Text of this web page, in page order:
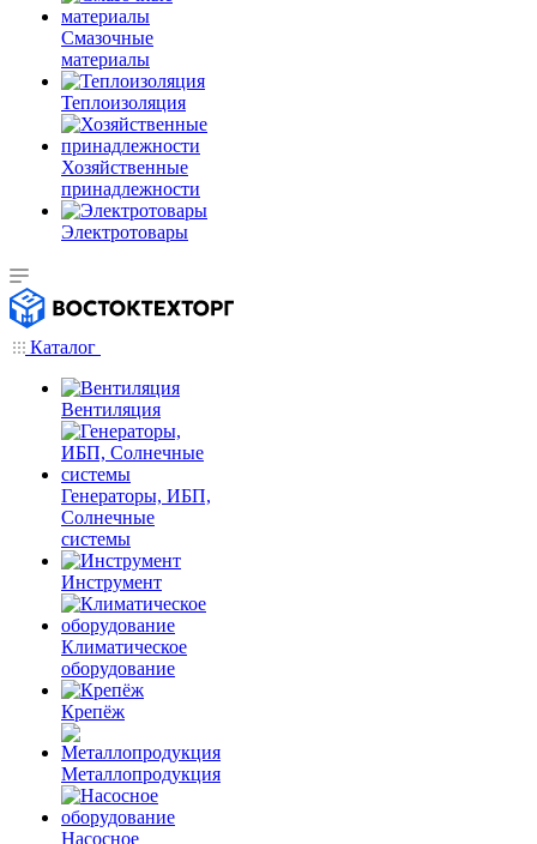
Смазочные
материалы
Теплоизоляция
Хозяйственные
принадлежности
Электротовары
Каталог
Вентиляция
Генераторы, ИБП,
Солнечные
системы
Инструмент
Климатическое
оборудование
Крепёж
Металлопродукция
Насосное